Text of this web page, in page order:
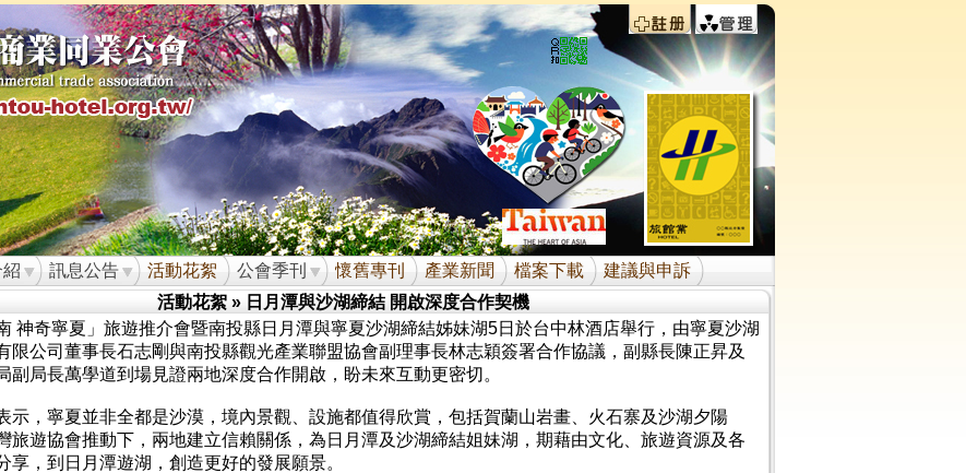
訊息公告 活動花絮 公會季刊 懷舊專刊 產業新聞 檔案下載
建議與申訴
活動花絮 » 日月潭與沙湖締結 開啟深度合作契機
神奇寧夏」旅遊推介會暨南投縣日月潭與寧夏沙湖締結姊妹湖5日於台中林酒店舉行，由寧夏沙湖
限公司董事長石志剛與南投縣觀光產業聯盟協會副理事長林志穎簽署合作協議，副縣長陳正昇及
副局長萬學道到場見證兩地深度合作開啟，盼未來互動更密切。
示，寧夏並非全都是沙漠，境內景觀、設施都值得欣賞，包括賀蘭山岩畫、火石寨及沙湖夕陽
旅遊協會推動下，兩地建立信賴關係，為日月潭及沙湖締結姐妹湖，期藉由文化、旅遊資源及各
享，到日月潭遊湖，創造更好的發展願景。